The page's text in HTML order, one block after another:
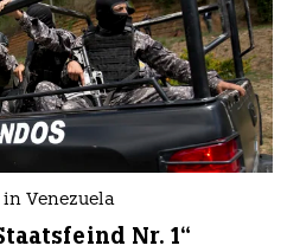
Venezuela
Nr. 1“